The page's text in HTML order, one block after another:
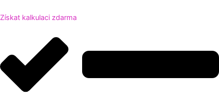
Získat kalkulaci zdarma